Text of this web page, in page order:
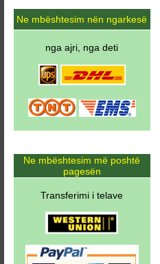
Ne mbështesim nën ngarkesë
nga ajri, nga deti
Ne mbështesim më poshtë
pagesën
Transferimi i telave